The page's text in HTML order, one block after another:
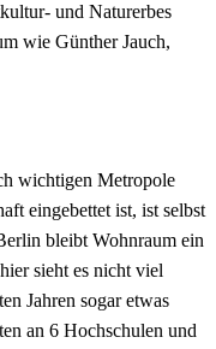
und Naturerbes
wie Günther Jauch,
wichtigen Metropole
eingebettet ist, ist selbst
bleibt Wohnraum ein
sieht es nicht viel
Jahren sogar etwas
an 6 Hochschulen und